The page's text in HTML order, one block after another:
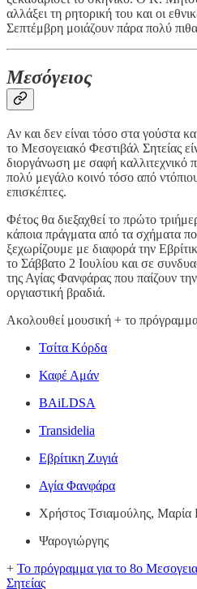
αλλάξει τη ρητορική του και οι
Σεπτέμβρη μοιάζουν πάρα πολύ
Μεσόγειος
Αν και δεν είναι τόσο στα γούστα
το Μεσογειακό Φεστιβάλ Σητείας
διοργάνωση με σαφή καλλιτεχνικό
πολύ μεγάλο κοινό τόσο από
επισκέπτες.
Φέτος θα διεξαχθεί το πρώτο
κάποια πράγματα από τα σχήματα
ξεχωρίζουμε με διαφορά την
το Σάββατο 2 Ιουλίου και σε
της Αγίας Φανφάρας που παίζουν
οργιαστική βραδιά.
Ακολουθεί μουσική + το
Τσίτα Κόρδα
Καφέ Αμάν
BAiLDSA
Transidelia
Εβρίτικη Ζυγιά
Αγία Φανφάρα
Χρήστος Τσιαμούλης,
Ψαρογιώργης
+ To πρόγραμμα για το 8ο
Σητείας